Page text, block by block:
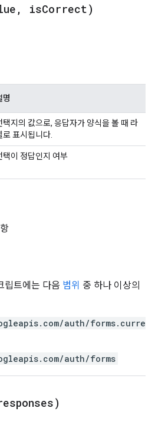
, isCorrect)
명
택지의 값으로, 응답자가 양식을 볼 때 라
로 표시됩니다.
택이 정답인지 여부
립트에는 다음 범위 중 하나 이상의
auth/forms.curre
auth/forms